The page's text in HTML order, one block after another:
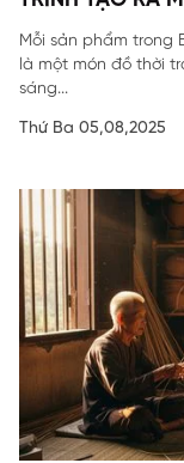
Mỗi sản phẩm trong
là một món đồ thời
sáng...
Thứ Ba 05,08,2025